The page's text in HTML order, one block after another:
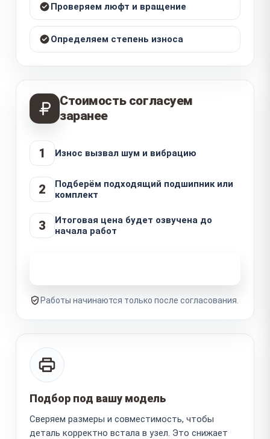
Проверяем люфт и вращение
Определяем степень износа
Стоимость согласуем
заранее
1 Износ вызвал шум и вибрацию
2
Подберём подходящий подшипник или
комплект
3
Итоговая цена будет озвучена до
начала работ
Работы начинаются только после согласования.
Подбор под вашу модель
Сверяем размеры и совместимость, чтобы
деталь корректно встала в узел. Это снижает